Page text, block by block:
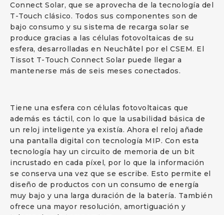
Connect Solar, que se aprovecha de la tecnología del
T-Touch clásico. Todos sus componentes son de
bajo consumo y su sistema de recarga solar se
produce gracias a las células fotovoltaicas de su
esfera, desarrolladas en Neuchâtel por el CSEM. El
Tissot T-Touch Connect Solar puede llegar a
mantenerse más de seis meses conectados.
Tiene una esfera con células fotovoltaicas que
además es táctil, con lo que la usabilidad básica de
un reloj inteligente ya existía. Ahora el reloj añade
una pantalla digital con tecnología MIP. Con esta
tecnología hay un circuito de memoria de un bit
incrustado en cada píxel, por lo que la información
se conserva una vez que se escribe. Esto permite el
diseño de productos con un consumo de energía
muy bajo y una larga duración de la batería. También
ofrece una mayor resolución, amortiguación y